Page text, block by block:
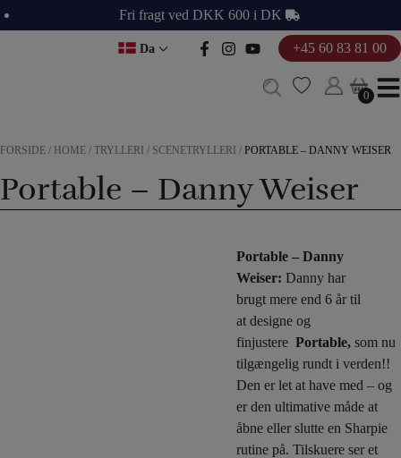
til
Fri fragt ved DKK 600 i DK
Da +45 60 83 81 00
0
0
FORSIDE / HOME / TRYLLERI / SCENETRYLLERI / PORTABLE – DANNY WEISER
Portable – Danny Weiser
Portable – Danny
Weiser: Danny har
brugt mere end 6 år til
at designe og
finjustere Portable, som nu
tilgængelig rundt i verden!!
Den er let at have med – og
er den ultimative måde at
åbne eller slutte en Sharpie
rutine på. Tilskuere ser et